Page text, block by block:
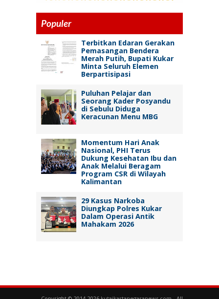
Populer
Terbitkan Edaran Gerakan
Pemasangan Bendera
Merah Putih, Bupati Kukar
Minta Seluruh Elemen
Berpartisipasi
Puluhan Pelajar dan
Seorang Kader Posyandu
di Sebulu Diduga
Keracunan Menu MBG
Momentum Hari Anak
Nasional, PHI Terus
Dukung Kesehatan Ibu dan
Anak Melalui Beragam
Program CSR di Wilayah
Kalimantan
29 Kasus Narkoba
Diungkap Polres Kukar
Dalam Operasi Antik
Mahakam 2026